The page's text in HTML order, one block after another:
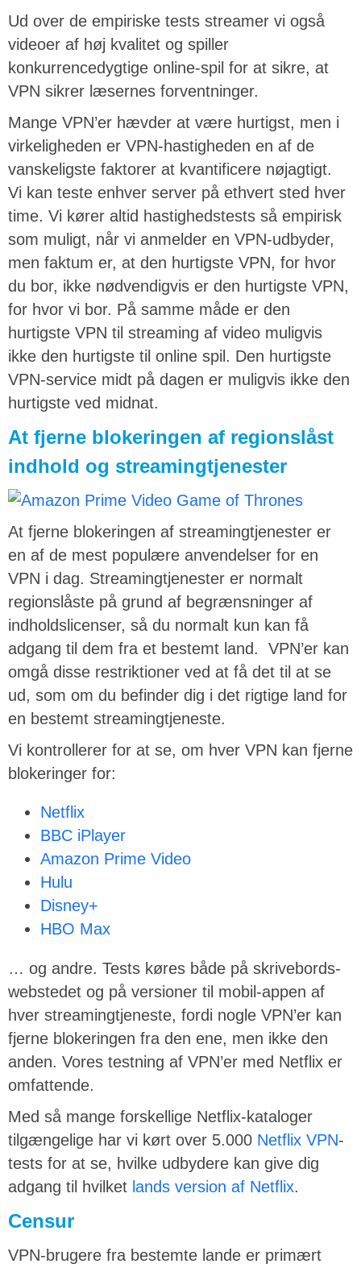
Ud over de empiriske tests streamer vi også
videoer af høj kvalitet og spiller
konkurrencedygtige online-spil for at sikre, at
VPN sikrer læsernes forventninger.
Mange VPN’er hævder at være hurtigst, men i
virkeligheden er VPN-hastigheden en af de
vanskeligste faktorer at kvantificere nøjagtigt.
Vi kan teste enhver server på ethvert sted hver
time. Vi kører altid hastighedstests så empirisk
som muligt, når vi anmelder en VPN-udbyder,
men faktum er, at den hurtigste VPN, for hvor
du bor, ikke nødvendigvis er den hurtigste VPN,
for hvor vi bor. På samme måde er den
hurtigste VPN til streaming af video muligvis
ikke den hurtigste til online spil. Den hurtigste
VPN-service midt på dagen er muligvis ikke den
hurtigste ved midnat.
At fjerne blokeringen af regionslåst
indhold og streamingtjenester
At fjerne blokeringen af streamingtjenester er
en af de mest populære anvendelser for en
VPN i dag. Streamingtjenester er normalt
regionslåste på grund af begrænsninger af
indholdslicenser, så du normalt kun kan få
adgang til dem fra et bestemt land. VPN’er kan
omgå disse restriktioner ved at få det til at se
ud, som om du befinder dig i det rigtige land for
en bestemt streamingtjeneste.
Vi kontrollerer for at se, om hver VPN kan fjerne
blokeringer for:
Netflix
BBC iPlayer
Amazon Prime Video
Hulu
Disney+
HBO Max
… og andre. Tests køres både på skrivebords-
webstedet og på versioner til mobil-appen af
hver streamingtjeneste, fordi nogle VPN’er kan
fjerne blokeringen fra den ene, men ikke den
anden. Vores testning af VPN’er med Netflix er
omfattende.
Med så mange forskellige Netflix-kataloger
tilgængelige har vi kørt over 5.000 Netflix VPN-
tests for at se, hvilke udbydere kan give dig
adgang til hvilket lands version af Netflix.
Censur
VPN-brugere fra bestemte lande er primært